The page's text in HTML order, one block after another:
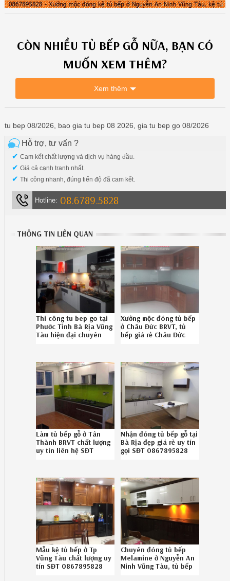
CÒN NHIỀU TỦ BẾP GỖ NỮA, BẠN CÓ
MUỐN XEM THÊM?
Xem thêm
tu bep 08/2026, bao gia tu bep 08 2026, gia tu bep go 08/2026
Hỗ trợ, tư vấn ?
✔ Cam kết chất lượng và dịch vụ hàng đầu.
✔ Giá cả cạnh tranh nhất.
✔ Thi công nhanh, đúng tiến độ đã cam kết.
Hotline: 08.6789.5828
THÔNG TIN LIÊN QUAN
Thi công tu bep go tại
Phước Tỉnh Bà Rịa Vũng
Tàu hiện đại chuyên
Xưởng mộc đóng tủ bếp
ở Châu Đức BRVT, tủ
bếp giá rẻ Châu Đức
Làm tủ bếp gỗ ở Tân
Thành BRVT chất lượng
uy tín liên hệ SĐT
Nhận đóng tủ bếp gỗ tại
Bà Rịa đẹp giá rẻ uy tín
gọi SĐT 0867895828
Mẫu kệ tủ bếp ở Tp
Vũng Tàu chất lượng uy
tín SĐT 0867895828
Chuyên đóng tủ bếp
Melamine ở Nguyễn An
Ninh Vũng Tàu, tủ bếp